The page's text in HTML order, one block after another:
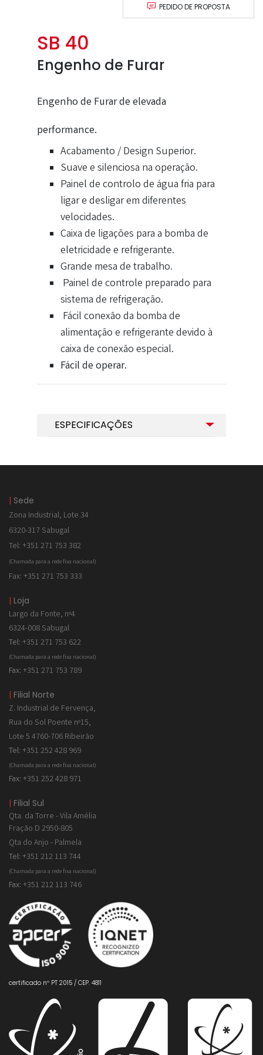
PEDIDO DE PROPOSTA
SB 40
Engenho de Furar
Engenho de Furar de elevada
performance.
Acabamento / Design Superior.
Suave e silenciosa na operação.
Painel de controlo de água fria para
ligar e desligar em diferentes
velocidades.
Caixa de ligações para a bomba de
eletricidade e refrigerante.
Grande mesa de trabalho.
Painel de controle preparado para
sistema de refrigeração.
Fácil conexão da bomba de
alimentação e refrigerante devido à
caixa de conexão especial.
Fácil de operar.
ESPECIFICAÇÕES
| Sede
Zona Industrial, Lote 34
6320-317 Sabugal
Tel: +351 271 753 382
(Chamada para a rede fixa nacional)
Fax: +351 271 753 333
| Loja
Largo da Fonte, nº4
6324-008 Sabugal
Tel: +351 271 753 622
(Chamada para a rede fixa nacional)
Fax: +351 271 753 789
| Filial Norte
Z. Industrial de Fervença,
Rua do Sol Poente nº15,
Lote 5 4760-706 Ribeirão
Tel: +351 252 428 969
(Chamada para a rede fixa nacional)
Fax: +351 252 428 971
| Filial Sul
Qta. da Torre - Vila Amélia
Fração D 2950-805
Qta do Anjo - Palmela
Tel: +351 212 113 744
(Chamada para a rede fixa nacional)
Fax: +351 212 113 746
certificado nº PT 2015 / CEP. 4811